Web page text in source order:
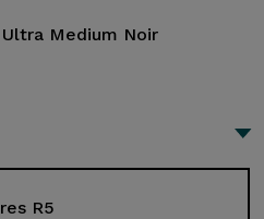
Medium Noir
R5